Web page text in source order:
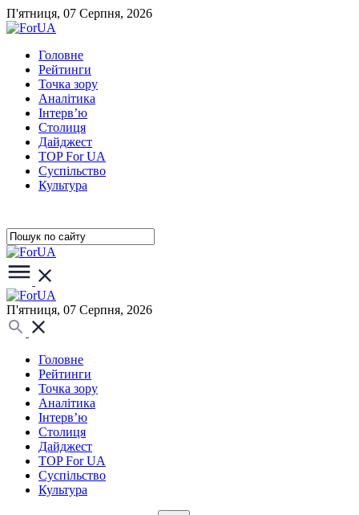
П'ятниця, 07 Серпня, 2026
Головне
Рейтинги
Точка зору
Аналітика
Інтерв’ю
Столиця
Дайджест
TOP For UA
Суспiльство
Культура
П'ятниця, 07 Серпня, 2026
Головне
Рейтинги
Точка зору
Аналітика
Інтерв’ю
Столиця
Дайджест
TOP For UA
Суспiльство
Культура